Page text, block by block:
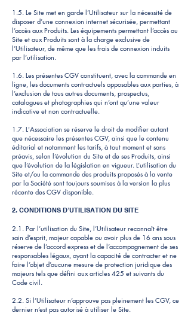
1.5. Le Site met en garde l’Utilisateur sur la nécessité de
disposer d’une connexion internet sécurisée, permettant
l’accès aux Produits. Les équipements permettant l’accès au
Site et aux Produits sont à la charge exclusive de
l’Utilisateur, de même que les frais de connexion induits
par l’utilisation.
1.6. Les présentes CGV constituent, avec la commande en
ligne, les documents contractuels opposables aux parties, à
l’exclusion de tous autres documents, prospectus,
catalogues et photographies qui n’ont qu’une valeur
indicative et non contractuelle.
1.7. L'Association se réserve le droit de modifier autant
que nécessaire les présentes CGV, ainsi que le contenu
éditorial et notamment les tarifs, à tout moment et sans
préavis, selon l’évolution du Site et de ses Produits, ainsi
que l’évolution de la législation en vigueur. L’utilisation du
Site et/ou la commande des produits proposés à la vente
par la Société sont toujours soumises à la version la plus
récente des CGV disponible.
2. CONDITIONS D’UTILISATION DU SITE
2.1. Par l’utilisation du Site, l’Utilisateur reconnaît être
sain d’esprit, majeur capable ou avoir plus de 16 ans sous
réserve de l’accord express et de l’accompagnement de ses
responsables légaux, ayant la capacité de contracter et ne
faire l’objet d’aucune mesure de protection juridique des
majeurs tels que défini aux articles 425 et suivants du
Code civil.
2.2. Si l’Utilisateur n’approuve pas pleinement les CGV, ce
dernier n’est pas autorisé à utiliser le Site.